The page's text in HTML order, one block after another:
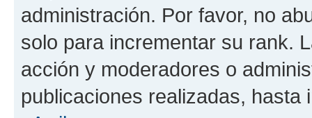
administración. Por favor, no
solo para incrementar su rank.
acción y moderadores o
publicaciones realizadas, hasta